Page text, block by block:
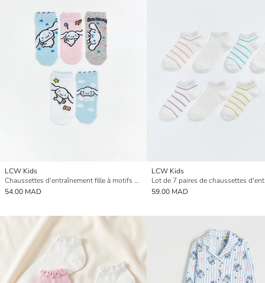
LCW Kids
Chaussettes d'entraînement fille à motifs Cinnamoroll lot de 5 pièces
54.00 MAD
LCW Kids
59.00 MAD